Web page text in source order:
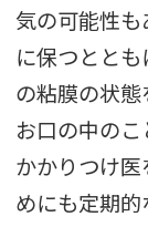
気の可能性も
に保つととも
の粘膜の状
お口の中の
かかりつけ
めにも定期的